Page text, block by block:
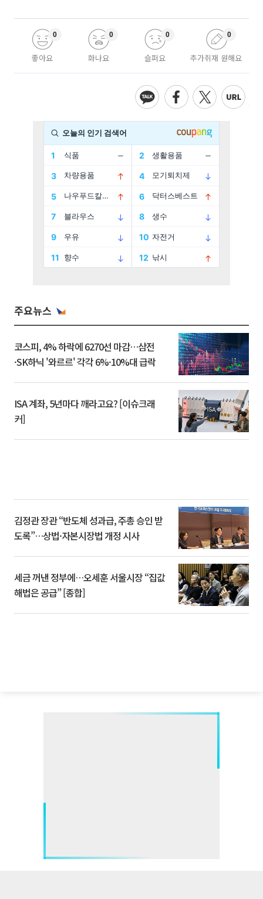
좋아요
0
화나요
0
슬퍼요
0
추가취재 원해요
0
주요뉴스
코스피, 4% 하락에 6270선 마감…삼전
·SK하닉 '와르르' 각각 6%·10%대 급락
ISA 계좌, 5년마다 깨라고요? [이슈크래
커]
김정관 장관 “반도체 성과급, 주총 승인 받
도록”…상법·자본시장법 개정 시사
세금 꺼낸 정부에…오세훈 서울시장 “집값
해법은 공급” [종합]